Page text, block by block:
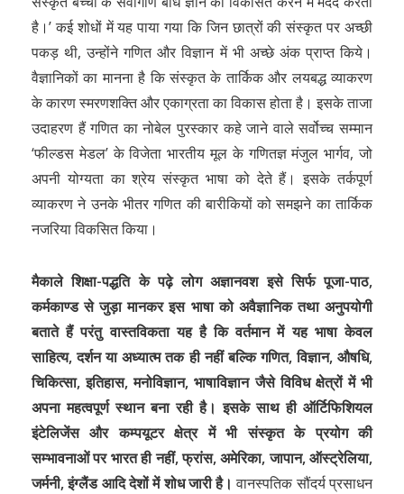
है।’ कई शोधों में यह पाया गया कि जिन छात्रों की संस्कृत पर अच्छी
पकड़ थी, उन्होंने गणित और विज्ञान में भी अच्छे अंक प्राप्त किये।
वैज्ञानिकों का मानना है कि संस्कृत के तार्किक और लयबद्ध व्याकरण
के कारण स्मरणशक्ति और एकाग्रता का विकास होता है। इसके ताजा
उदाहरण हैं गणित का नोबेल पुरस्कार कहे जाने वाले सर्वोच्च सम्मान
‘फील्डस मेडल’ के विजेता भारतीय मूल के गणितज्ञ मंजुल भार्गव, जो
अपनी योग्यता का श्रेय संस्कृत भाषा को देते हैं। इसके तर्कपूर्ण
व्याकरण ने उनके भीतर गणित की बारीकियों को समझने का तार्किक
नजरिया विकसित किया।
मैकाले शिक्षा-पद्धति के पढ़े लोग अज्ञानवश इसे सिर्फ पूजा-पाठ,
कर्मकाण्ड से जुड़ा मानकर इस भाषा को अवैज्ञानिक तथा अनुपयोगी
बताते हैं परंतु वास्तविकता यह है कि वर्तमान में यह भाषा केवल
साहित्य, दर्शन या अध्यात्म तक ही नहीं बल्कि गणित, विज्ञान, औषधि,
चिकित्सा, इतिहास, मनोविज्ञान, भाषाविज्ञान जैसे विविध क्षेत्रों में भी
अपना महत्वपूर्ण स्थान बना रही है। इसके साथ ही ऑर्टिफिशियल
इंटेलिजेंस और कम्पयूटर क्षेत्र में भी संस्कृत के प्रयोग की
सम्भावनाओं पर भारत ही नहीं, फ्रांस, अमेरिका, जापान, ऑस्ट्रेलिया,
जर्मनी, इंग्लैंड आदि देशों में शोध जारी है। वानस्पतिक सौंदर्य प्रसाधन